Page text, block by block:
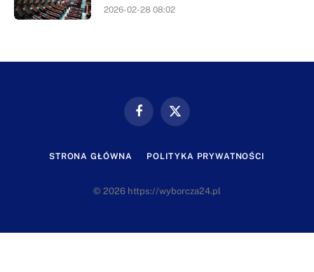
2026-02-28 08:02
FacebookX
STRONA GŁÓWNA POLITYKA PRYWATNOŚCI
© 2026 https://wyborcza24.pl